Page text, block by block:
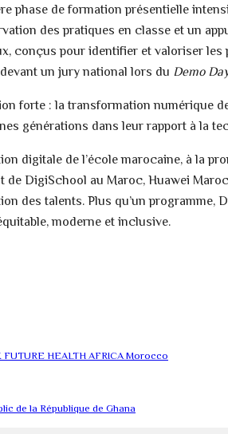
phase de formation présentielle
des pratiques en classe et un
conçus pour identifier et valoriser
un jury national lors du Demo
: la transformation numérique
générations dans leur rapport à la
digitale de l’école marocaine, à la
DigiSchool au Maroc, Huawei
des talents. Plus qu’un
moderne et inclusive.
HEALTH AFRICA Morocco
de la République de Ghana